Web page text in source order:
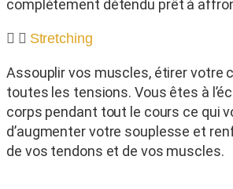
complètement détendu prêt à
Stretching
Assouplir vos muscles, étirer votre
toutes les tensions. Vous êtes à
corps pendant tout le cours ce qui
d’augmenter votre souplesse et
de vos tendons et de vos muscles.